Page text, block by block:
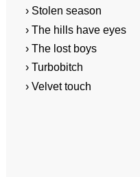
› Stolen season
› The hills have eyes
› The lost boys
› Turbobitch
› Velvet touch